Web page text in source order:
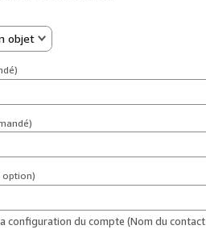
objet
option)
configuration du compte (Nom du